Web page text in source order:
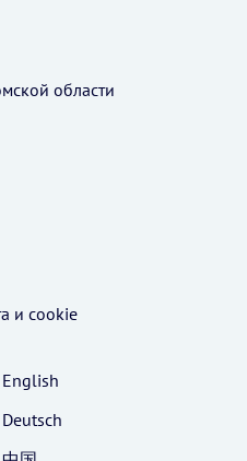
области
и cookie
English
Deutsch